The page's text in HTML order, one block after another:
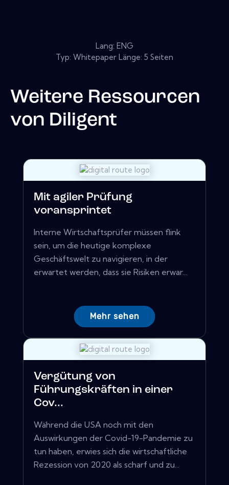
Lang: ENG
Typ: Whitepaper Länge: 5 Seiten
Weitere Ressourcen
von Diligent
Mit agiler Prüfung
voransprintet
Interne Wirtschaftsprüfer müssen flink
sein, um die heutige komplexe
Geschäftswelt zu navigieren, in der
erwartet werden, dass sie Risiken erwar...
Mehr sehen
Vergütung von
Führungskräften in einer
Cov...
Während die USA noch mit den
Auswirkungen der Covid-19-Pandemie zu
tun haben, erwies sich die wirtschaftliche
Rezession von 2020 als scharf und zu...